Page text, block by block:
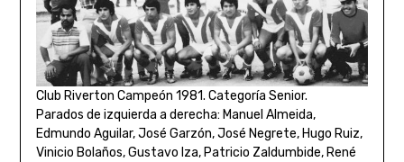
Club Riverton Campeón 1981. Categoría Senior.
Parados de izquierda a derecha: Manuel Almeida,
Edmundo Aguilar, José Garzón, José Negrete, Hugo Ruiz,
Vinicio Bolaños, Gustavo Iza, Patricio Zaldumbide, René